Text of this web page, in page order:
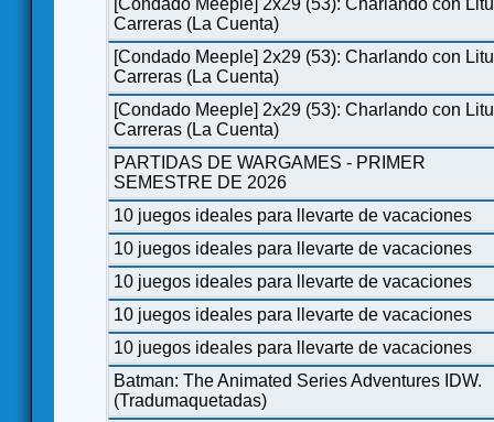
Carreras (La Cuenta)
[Condado Meeple] 2x29 (53): Charlando con
Carreras (La Cuenta)
[Condado Meeple] 2x29 (53): Charlando con
Carreras (La Cuenta)
PARTIDAS DE WARGAMES - PRIMER
SEMESTRE DE 2026
10 juegos ideales para llevarte de vacaciones
10 juegos ideales para llevarte de vacaciones
10 juegos ideales para llevarte de vacaciones
10 juegos ideales para llevarte de vacaciones
10 juegos ideales para llevarte de vacaciones
Batman: The Animated Series Adventures IDW.
(Tradumaquetadas)